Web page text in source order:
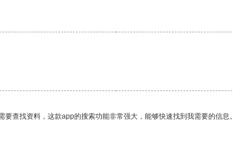
查找资料，这款app的搜索功能非常强大，能够快速找到我需要的信息。